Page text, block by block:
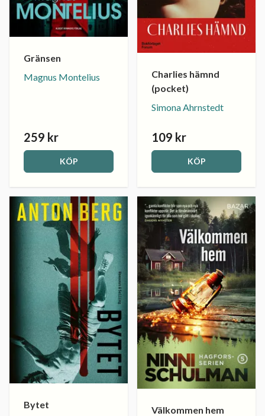
Gränsen
Magnus Montelius
259 kr
KÖP
Charlies hämnd
(pocket)
Simona Ahrnstedt
109 kr
KÖP
Bytet
Välkommen hem